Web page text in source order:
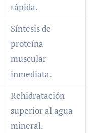
rápida.
Síntesis de
proteína
muscular
inmediata.
Rehidratación
superior al agua
mineral.